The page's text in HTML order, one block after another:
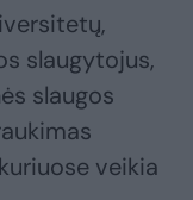
slaugytojus,
slaugos
veikia